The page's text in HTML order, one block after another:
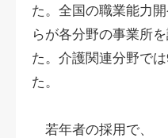
た。全国の職業能力
らが各分野の事業所
た。介護関連分野で
た。
若年者の採用で、